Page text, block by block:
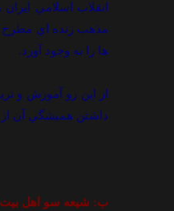
انقلاب اسلامي
مذهب زنده اي مطرح
ها را به وجود آورد.
از اين رو آموزش و
داشتن هميشگي آن
ب: شيعه سو اهل